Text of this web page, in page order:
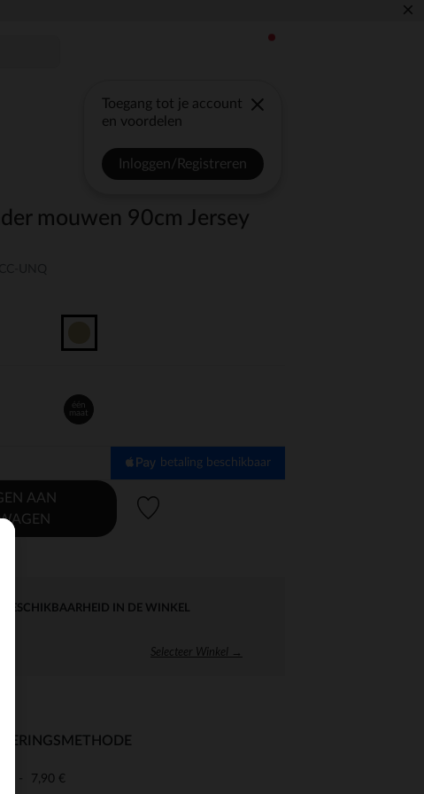
×
Toegang tot je account
en voordelen
Inloggen/Registreren
mouwen 90cm Jersey
één
maat
betaling beschikbaar
AAN
BESCHIKBAARHEID IN DE WINKEL
Selecteer Winkel →
7,90 €